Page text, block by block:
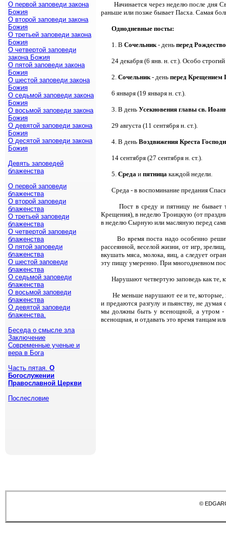
Начинается через неделю после дня
раньше или позже бывает Пасха. Самая
Однодневные посты:
1. В Сочельник- день перед
24 декабря (6 янв. н. ст.). Особо
2. Сочельник- день перед Крещением
6 января (19 января н. ст.).
3. В день Усекновения главы св.
29 августа (11 сентября н. ст.).
4. В день Воздвижения Креста
14 сентября (27 сентября н. ст.).
5. Среда и пятница каждой недели.
Среда - в воспоминание предания
Пост в среду и пятницу не бывает
Крещения), в неделю Троицкую (от
в неделю Сырную или масляную перед
Во время поста надо особенно
рассеянной, веселой жизни, от игр,
вкушать мяса, молока, яиц, а следует
эту пищу умеренно. При многодневном
Нарушают четвертую заповедь как те,
Не меньше нарушают ее и те, которые,
и предаются разгулу и пьянству, не
мы должны быть у всенощной, а утром -
всенощная, и отдавать это время танцам
О первой заповеди закона
Божия
О второй заповеди закона
Божия
О третьей заповеди закона
Божия
О четвертой заповеди
закона Божия
О пятой заповеди закона
Божия
О шестой заповеди закона
Божия
О седьмой заповеди закона
Божия
О восьмой заповеди закона
Божия
О девятой заповеди закона
Божия
О десятой заповеди закона
Божия
Девять заповедей
блаженства
О первой заповеди
блаженства
О второй заповеди
блаженства
О третьей заповеди
блаженства
О четвертой заповеди
блаженства
О пятой заповеди
блаженства
О шестой заповеди
блаженства
О седьмой заповеди
блаженства
О восьмой заповеди
блаженства
О девятой заповеди
блаженства.
Беседа о смысле зла
Заключение
Современные ученые и
вера в Бога
Часть пятая. О
Богослужении
Православной Церкви
Послесловие
©